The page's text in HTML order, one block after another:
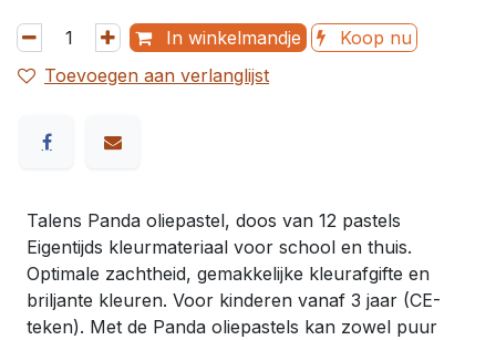
In winkelmandje
Koop nu
Toevoegen aan verlanglijst
Talens Panda oliepastel, doos van 12 pastels
Eigentijds kleurmateriaal voor school en thuis.
Optimale zachtheid, gemakkelijke kleurafgifte en
briljante kleuren. Voor kinderen vanaf 3 jaar (CE-
teken). Met de Panda oliepastels kan zowel puur